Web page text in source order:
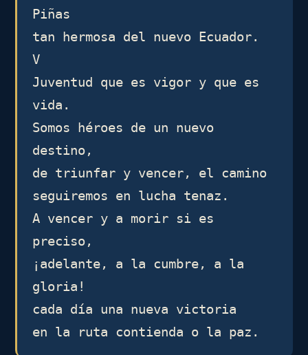
Piñas
tan hermosa del nuevo Ecuador.
V
Juventud que es vigor y que es
vida.
Somos héroes de un nuevo
destino,
de triunfar y vencer, el camino
seguiremos en lucha tenaz.
A vencer y a morir si es
preciso,
¡adelante, a la cumbre, a la
gloria!
cada día una nueva victoria
en la ruta contienda o la paz.